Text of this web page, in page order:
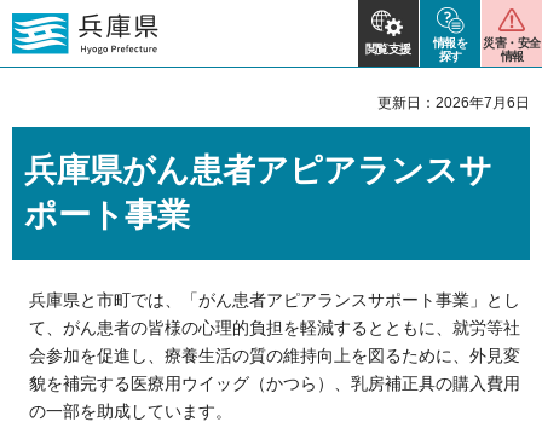
閲覧支援
情報を
探す
災害・安全
情報
更新日：2026年7月6日
兵庫県がん患者アピアランスサ
ポート事業
兵庫県と市町では、「がん患者アピアランスサポート事業」とし
て、がん患者の皆様の心理的負担を軽減するとともに、就労等社
会参加を促進し、療養生活の質の維持向上を図るために、外見変
貌を補完する医療用ウイッグ（かつら）、乳房補正具の購入費用
の一部を助成しています。